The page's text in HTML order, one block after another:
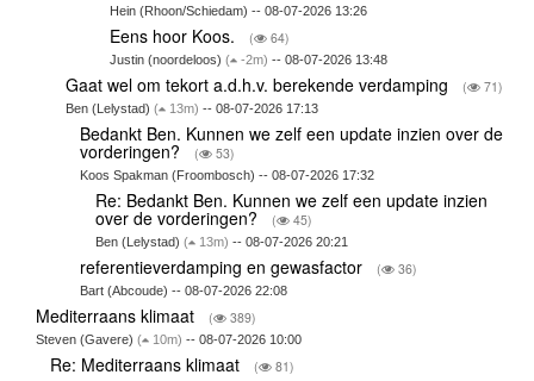
Hein (Rhoon/Schiedam) -- 08-07-2026 13:26
Eens hoor Koos. ( 64)
Justin (noordeloos)( -2m) -- 08-07-2026 13:48
Gaat wel om tekort a.d.h.v. berekende verdamping ( 71)
Ben (Lelystad) ( 13m) -- 08-07-2026 17:13
Bedankt Ben. Kunnen we zelf een update inzien over de
vorderingen? ( 53)
Koos Spakman (Froombosch) -- 08-07-2026 17:32
Re: Bedankt Ben. Kunnen we zelf een update inzien
over de vorderingen? ( 45)
Ben (Lelystad) ( 13m) -- 08-07-2026 20:21
referentieverdamping en gewasfactor ( 36)
Bart (Abcoude) -- 08-07-2026 22:08
Mediterraans klimaat ( 389)
Steven (Gavere) ( 10m) -- 08-07-2026 10:00
Re: Mediterraans klimaat ( 81)